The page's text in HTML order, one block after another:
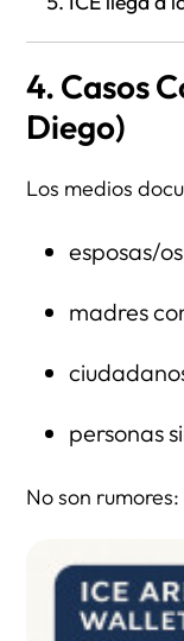
4. Casos
Diego)
Los medios
esposas/
madres
personas
No son rumores: